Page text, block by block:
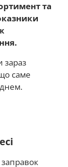
та
зараз
саме